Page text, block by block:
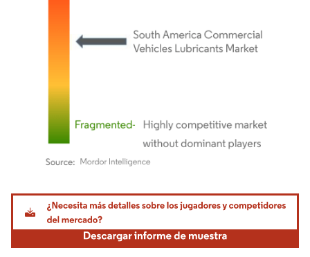
Imagen © Mordor Intelligence. El uso requiere atribución según CC BY 4.0.